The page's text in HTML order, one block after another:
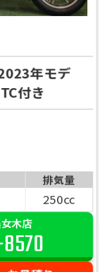
年モデ
付き
排気量
250cc
木店